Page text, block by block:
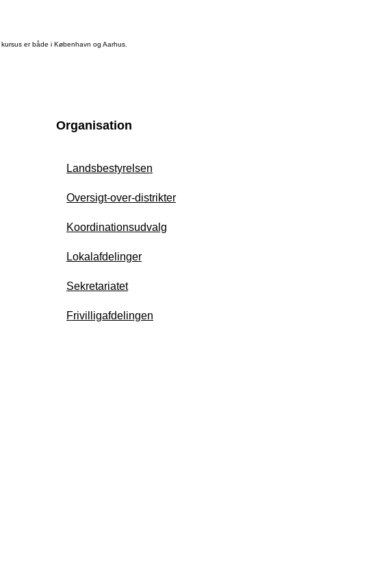
er både i København og Aarhus.
Organisation
Landsbestyrelsen
Oversigt-over-distrikter
Koordinationsudvalg
Lokalafdelinger
Sekretariatet
Frivilligafdelingen